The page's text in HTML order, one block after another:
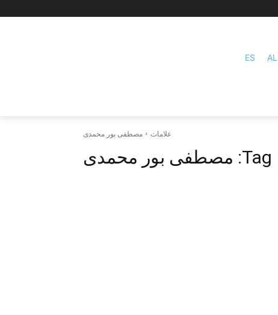
ES AL
علامات مصطفی بور محمدی
Tag: مصطفی بور محمدی